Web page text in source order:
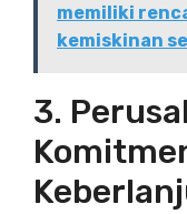
memiliki
kemiskinan
3.